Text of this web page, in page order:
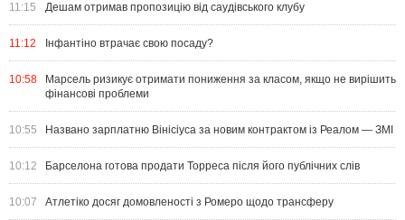
11:15 Дешам отримав пропозицію від саудівського клубу
11:12 Інфантіно втрачає свою посаду?
10:58
Марсель ризикує отримати пониження за класом, якщо не вирішить
фінансові проблеми
10:55 Названо зарплатню Вінісіуса за новим контрактом із Реалом — ЗМІ
10:12 Барселона готова продати Торреса після його публічних слів
10:07 Атлетіко досяг домовленості з Ромеро щодо трансферу